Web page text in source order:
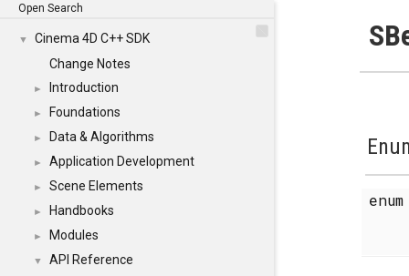
Open Search
▼
Cinema 4D C++ SDK
Change Notes
► Introduction
► Foundations
► Data & Algorithms
► Application Development
► Scene Elements
► Handbooks
► Modules
▼ API Reference